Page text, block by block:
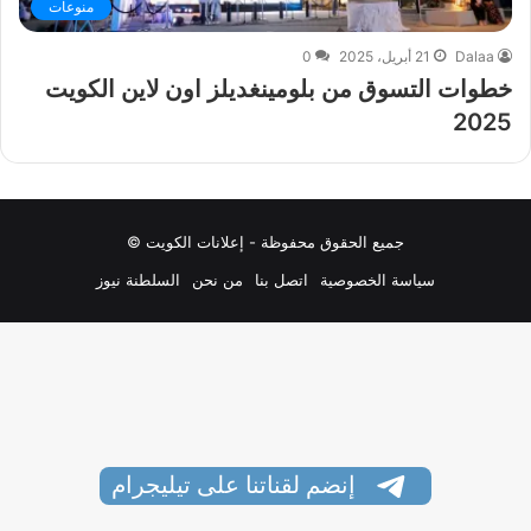
منوعات
Dalaa 21 أبريل، 2025 0
خطوات التسوق من بلومينغديلز اون لاين الكويت
2025
جميع الحقوق محفوظة - إعلانات الكويت ©
سياسة الخصوصية
اتصل بنا من نحن السلطنة نيوز
إنضم لقناتنا على تيليجرام